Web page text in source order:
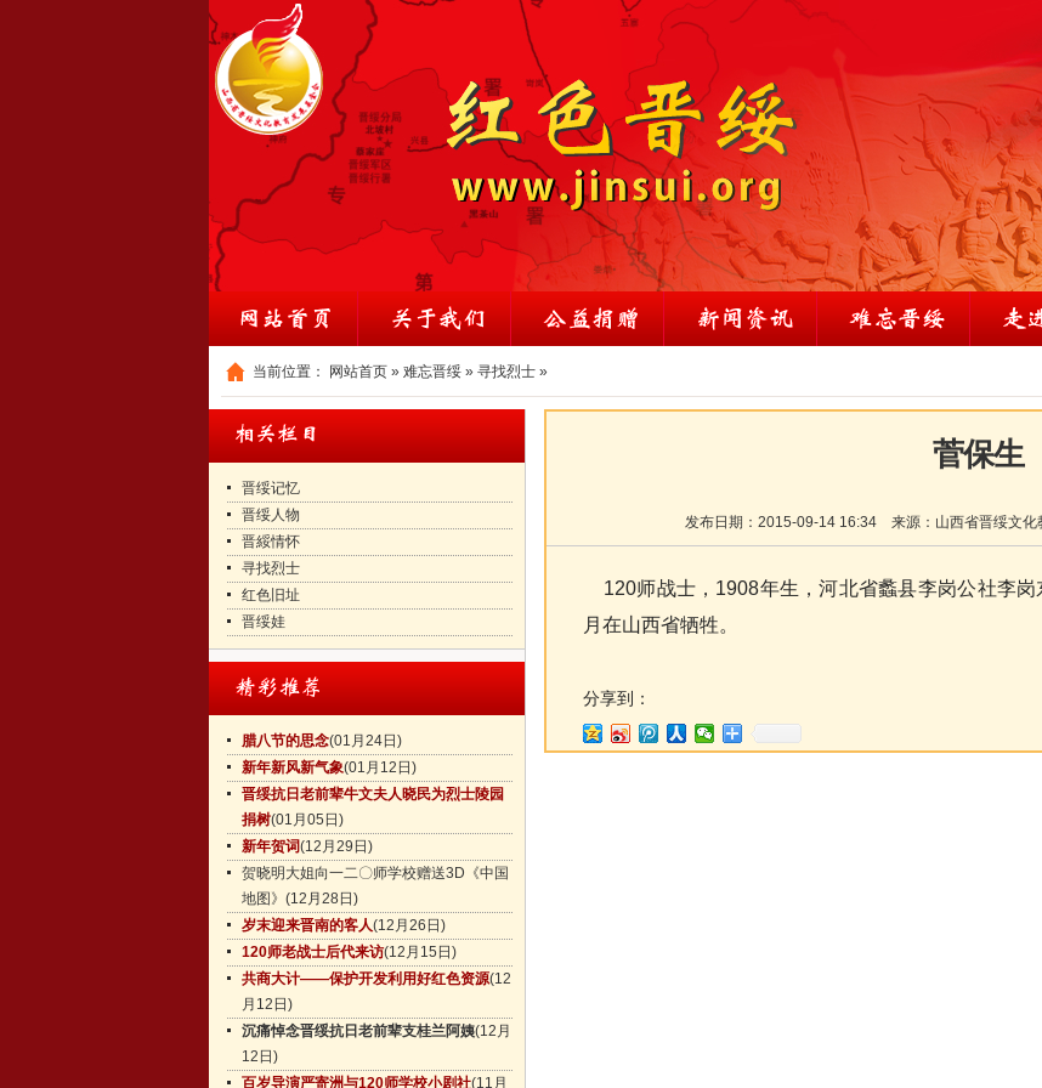
当前位置： 网站首页 » 难忘晋绥 » 寻找烈士 »
晋绥记忆
晋绥人物
晋綏情怀
寻找烈士
红色旧址
晋绥娃
腊八节的思念(01月24日)
新年新风新气象(01月12日)
晋绥抗日老前辈牛文夫人晓民为烈士陵园
捐树(01月05日)
新年贺词(12月29日)
贺晓明大姐向一二〇师学校赠送3D《中国
地图》 (12月28日)
岁末迎来晋南的客人(12月26日)
120师老战士后代来访(12月15日)
共商大计——保护开发利用好红色资源(12
月12日)
沉痛悼念晋绥抗日老前辈支桂兰阿姨(12月
12日)
百岁导演严寄洲与120师学校小剧社(11月
菅保生
发布日期： 2015-09-14 16:34 来源： 山西省晋绥文
120师战士，1908年生，河北省蠡县李岗公社李
月在山西省牺牲。
分享到：